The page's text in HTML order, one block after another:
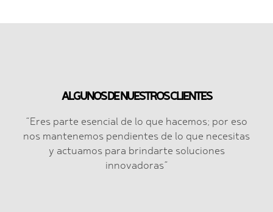
ALGUNOS DE NUESTROS CLIENTES
“Eres parte esencial de lo que hacemos; por eso
nos mantenemos pendientes de lo que necesitas
y actuamos para brindarte soluciones
innovadoras”